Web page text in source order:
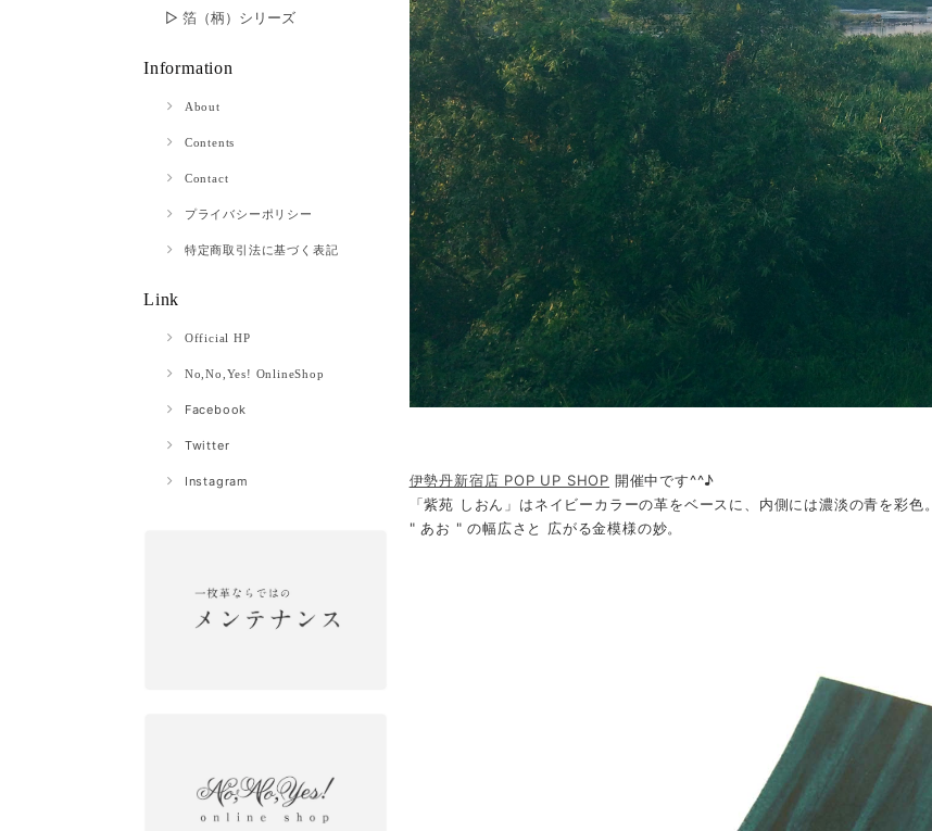
▷ 箔（柄）シリーズ
Information
About
Contents
Contact
プライバシーポリシー
特定商取引法に基づく表記
Link
Official HP
No,No,Yes! OnlineShop
Facebook
Twitter
Instagram 伊勢丹新宿店 POP UP SHOP 開催中です^^♪
「紫苑 しおん」はネイビーカラーの革をベースに、内側には濃淡の青を彩色。
" あお " の幅広さと 広がる金模様の妙。